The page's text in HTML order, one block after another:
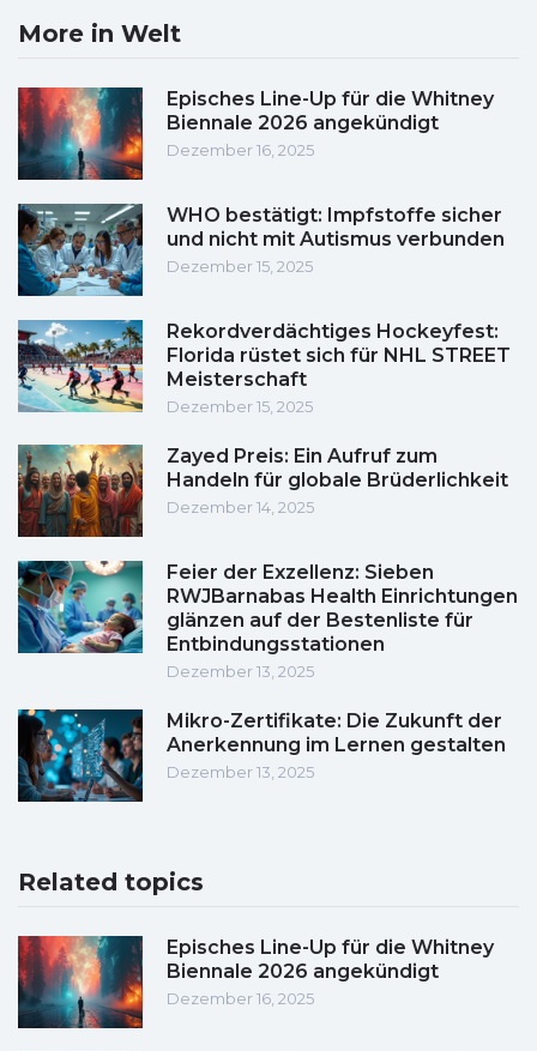
More in Welt
Episches Line-Up für die Whitney
Biennale 2026 angekündigt
Dezember 16, 2025
WHO bestätigt: Impfstoffe sicher
und nicht mit Autismus verbunden
Dezember 15, 2025
Rekordverdächtiges Hockeyfest:
Florida rüstet sich für NHL STREET
Meisterschaft
Dezember 15, 2025
Zayed Preis: Ein Aufruf zum
Handeln für globale Brüderlichkeit
Dezember 14, 2025
Feier der Exzellenz: Sieben
RWJBarnabas Health Einrichtungen
glänzen auf der Bestenliste für
Entbindungsstationen
Dezember 13, 2025
Mikro-Zertifikate: Die Zukunft der
Anerkennung im Lernen gestalten
Dezember 13, 2025
Related topics
Episches Line-Up für die Whitney
Biennale 2026 angekündigt
Dezember 16, 2025